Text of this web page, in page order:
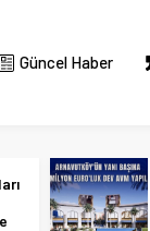
Güncel Haber